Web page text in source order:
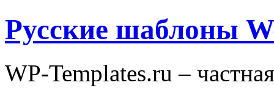
Русские шаблоны
WP-Templates.ru –